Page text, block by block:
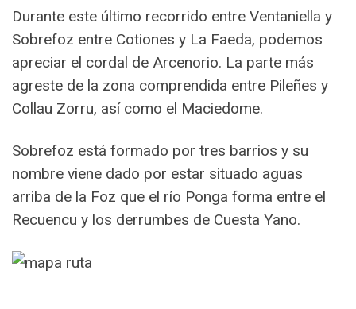
Durante este último recorrido entre Ventaniella y
Sobrefoz entre Cotiones y La Faeda, podemos
apreciar el cordal de Arcenorio. La parte más
agreste de la zona comprendida entre Pileñes y
Collau Zorru, así como el Maciedome.
Sobrefoz está formado por tres barrios y su
nombre viene dado por estar situado aguas
arriba de la Foz que el río Ponga forma entre el
Recuencu y los derrumbes de Cuesta Yano.